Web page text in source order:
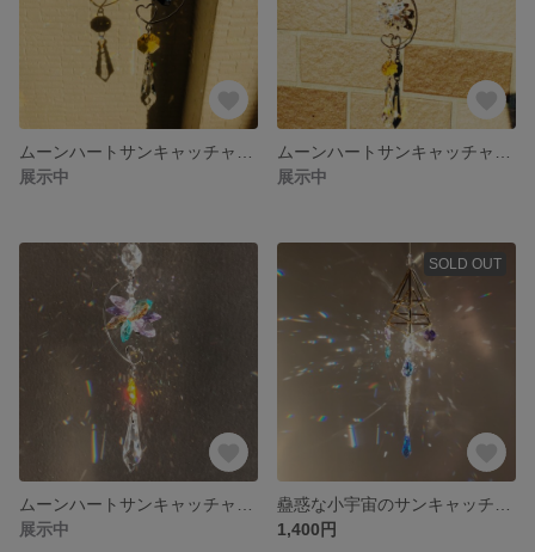
展示中
展示中
展示中
SOLD OUT
1,400円